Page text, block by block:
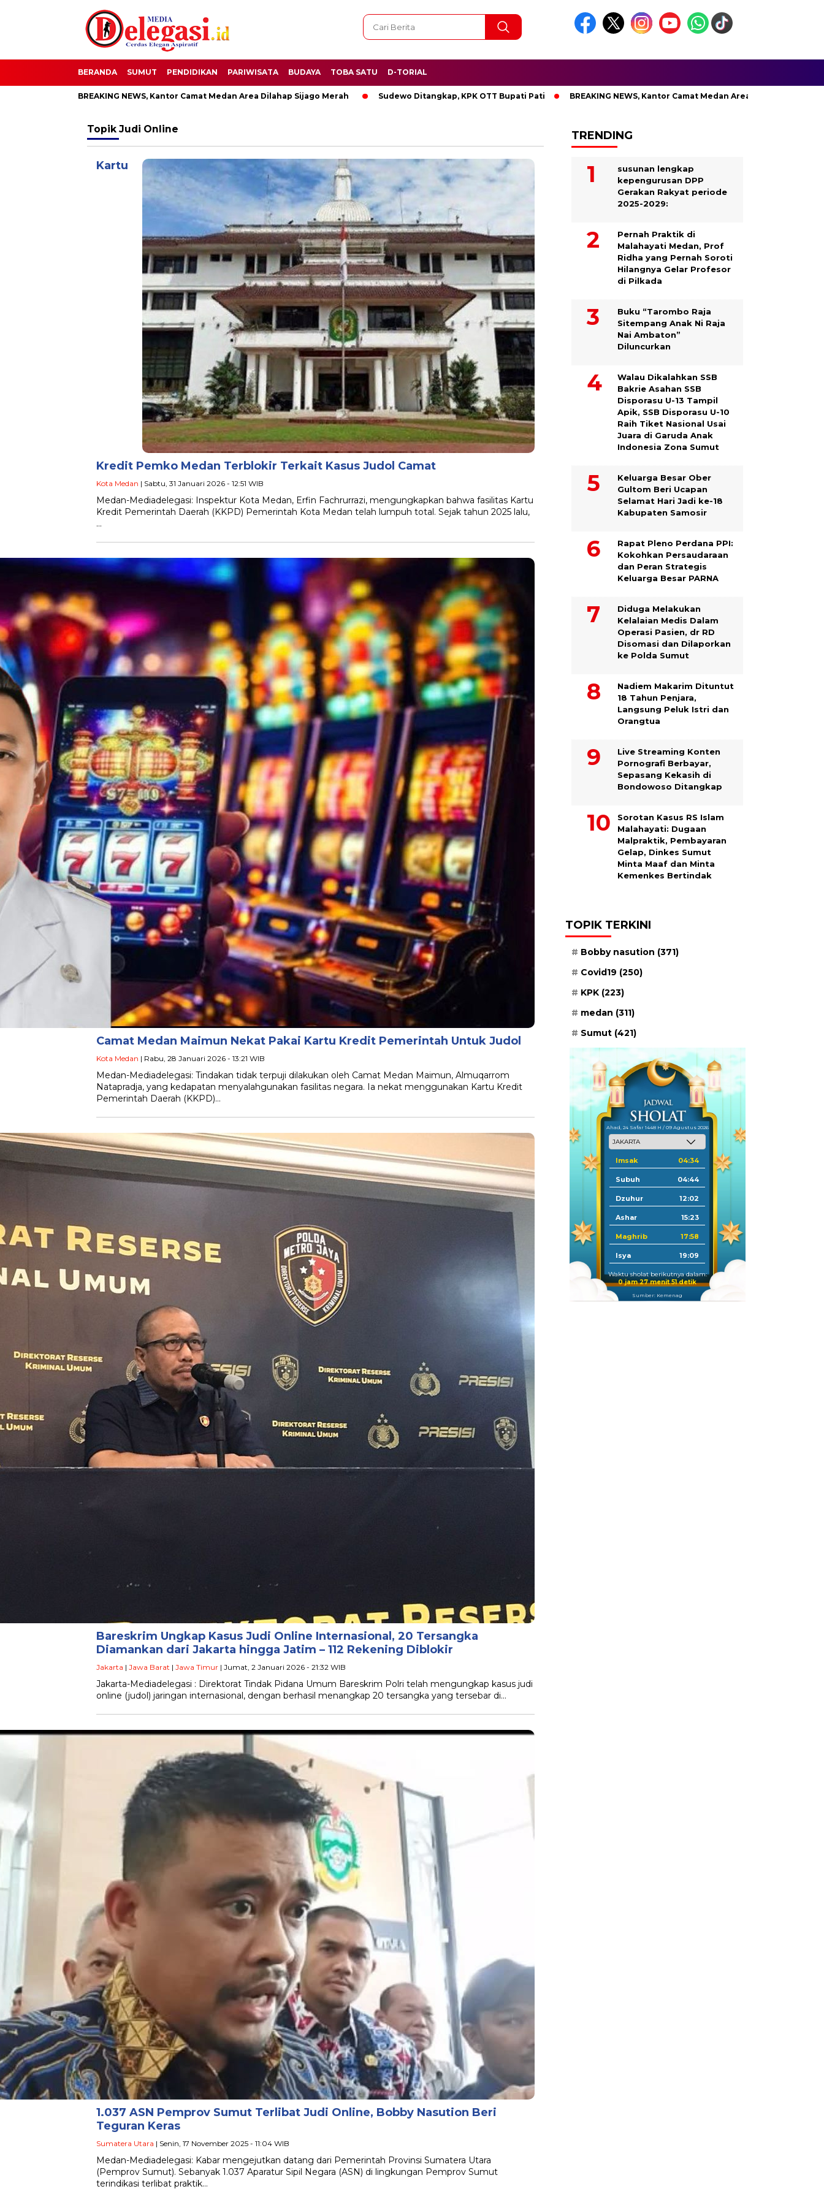
BERANDA SUMUT PENDIDIKAN PARIWISATA BUDAYA TOBA SATU D-TORIAL
BREAKING NEWS, Kantor Camat Medan Area Dilahap Sijago Merah Sudewo Ditangkap, KPK OTT Bupati Pati BREAKING NEWS, Kantor Camat Medan Area Dilahap Sijago Merah
Topik Judi Online
Kartu
Kredit Pemko Medan Terblokir Terkait Kasus Judol Camat
Kota Medan | Sabtu, 31 Januari 2026 - 12:51 WIB
Medan-Mediadelegasi: Inspektur Kota Medan, Erfin Fachrurrazi, mengungkapkan bahwa fasilitas Kartu
Kredit Pemerintah Daerah (KKPD) Pemerintah Kota Medan telah lumpuh total. Sejak tahun 2025 lalu,
…
Camat Medan Maimun Nekat Pakai Kartu Kredit Pemerintah Untuk Judol
Kota Medan | Rabu, 28 Januari 2026 - 13:21 WIB
Medan-Mediadelegasi: Tindakan tidak terpuji dilakukan oleh Camat Medan Maimun, Almuqarrom
Natapradja, yang kedapatan menyalahgunakan fasilitas negara. Ia nekat menggunakan Kartu Kredit
Pemerintah Daerah (KKPD)…
Bareskrim Ungkap Kasus Judi Online Internasional, 20 Tersangka
Diamankan dari Jakarta hingga Jatim – 112 Rekening Diblokir
Jakarta | Jawa Barat | Jawa Timur | Jumat, 2 Januari 2026 - 21:32 WIB
Jakarta-Mediadelegasi : Direktorat Tindak Pidana Umum Bareskrim Polri telah mengungkap kasus judi
online (judol) jaringan internasional, dengan berhasil menangkap 20 tersangka yang tersebar di…
1.037 ASN Pemprov Sumut Terlibat Judi Online, Bobby Nasution Beri
Teguran Keras
Sumatera Utara | Senin, 17 November 2025 - 11:04 WIB
Medan-Mediadelegasi: Kabar mengejutkan datang dari Pemerintah Provinsi Sumatera Utara
(Pemprov Sumut). Sebanyak 1.037 Aparatur Sipil Negara (ASN) di lingkungan Pemprov Sumut
terindikasi terlibat praktik…
TRENDING
susunan lengkap
kepengurusan DPP
Gerakan Rakyat periode
2025-2029:
Pernah Praktik di
Malahayati Medan, Prof
Ridha yang Pernah Soroti
Hilangnya Gelar Profesor
di Pilkada
Buku “Tarombo Raja
Sitempang Anak Ni Raja
Nai Ambaton”
Diluncurkan
Walau Dikalahkan SSB
Bakrie Asahan SSB
Disporasu U-13 Tampil
Apik, SSB Disporasu U-10
Raih Tiket Nasional Usai
Juara di Garuda Anak
Indonesia Zona Sumut
Keluarga Besar Ober
Gultom Beri Ucapan
Selamat Hari Jadi ke-18
Kabupaten Samosir
Rapat Pleno Perdana PPI:
Kokohkan Persaudaraan
dan Peran Strategis
Keluarga Besar PARNA
Diduga Melakukan
Kelalaian Medis Dalam
Operasi Pasien, dr RD
Disomasi dan Dilaporkan
ke Polda Sumut
​Nadiem Makarim Dituntut
18 Tahun Penjara,
Langsung Peluk Istri dan
Orangtua
Live Streaming Konten
Pornografi Berbayar,
Sepasang Kekasih di
Bondowoso Ditangkap
Sorotan Kasus RS Islam
Malahayati: Dugaan
Malpraktik, Pembayaran
Gelap, Dinkes Sumut
Minta Maaf dan Minta
Kemenkes Bertindak
TOPIK TERKINI
Bobby nasution (371)
Covid19 (250)
KPK (223)
medan (311)
Sumut (421)
Ahad, 24 Safar 1448 H / 09 Agustus 2026
Imsak 04:34
Subuh 04:44
Dzuhur 12:02
Ashar 15:23
Maghrib 17:58
Isya 19:09
Waktu sholat berikutnya dalam:
0 jam 27 menit 49 detik
Sumber: Kemenag